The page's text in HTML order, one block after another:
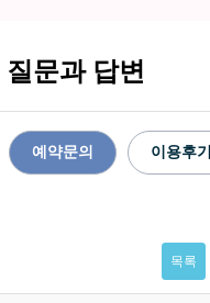
질문과 답변
예약문의 이용후기
목록